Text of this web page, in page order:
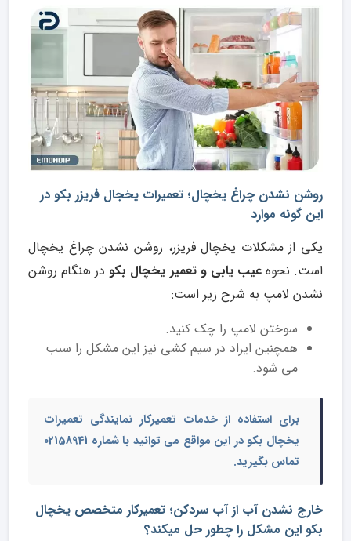
روشن نشدن چراغ یخچال؛ تعمیرات یخجال فریزر بکو در
این گونه موارد
یکی از مشکلات یخچال فریزر، روشن نشدن چراغ یخچال
است. نحوهعیب یابی و تعمیر یخچال بکودر هنگام روشن
نشدن لامپ به شرح زیر است:
سوختن لامپ را چک کنید.
همچنین ایراد در سیم کشی نیز این مشکل را سبب
می شود.
برای استفاده ازخدمات تعمیرکار نمایندگی تعمیرات
یخچال بکو
در این مواقع می توانید با شماره 02158941
تماس بگیرید.
خارج نشدن آب از آب سردکن؛ تعمیرکار متخصص یخچال
بکو این مشکل را چطور حل میکند؟